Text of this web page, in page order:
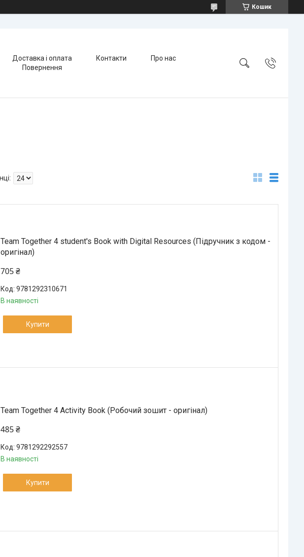
Кошик
Доставка і оплата Контакти
Про нас
Повернення
Team Together 4 student's Book with Digital Resources (Підручник з кодом -
оригінал)
705 ₴
9781292310671
В наявності
Купити
Team Together 4 Activity Book (Робочий зошит - оригінал)
485 ₴
9781292292557
В наявності
Купити